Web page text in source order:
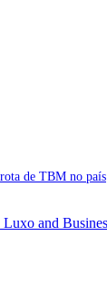
de TBM no país